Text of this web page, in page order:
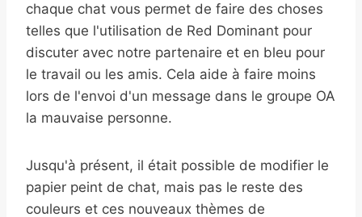
chaque chat vous permet de faire des choses
telles que l'utilisation de Red Dominant pour
discuter avec notre partenaire et en bleu pour
le travail ou les amis. Cela aide à faire moins
lors de l'envoi d'un message dans le groupe OA
la mauvaise personne.
Jusqu'à présent, il était possible de modifier le
papier peint de chat, mais pas le reste des
couleurs et ces nouveaux thèmes de